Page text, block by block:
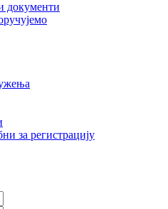
документи
за регистрацију